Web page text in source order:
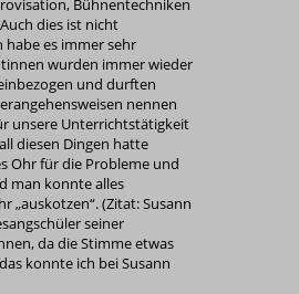
dies ist nicht
es immer sehr
wurden immer wieder
und durften
nennen
unsere Unterrichtstätigkeit
diesen Dingen hatte
Ohr für die Probleme und
man konnte alles
„auskotzen“. (Zitat: Susann
seiner
da die Stimme etwas
konnte ich bei Susann